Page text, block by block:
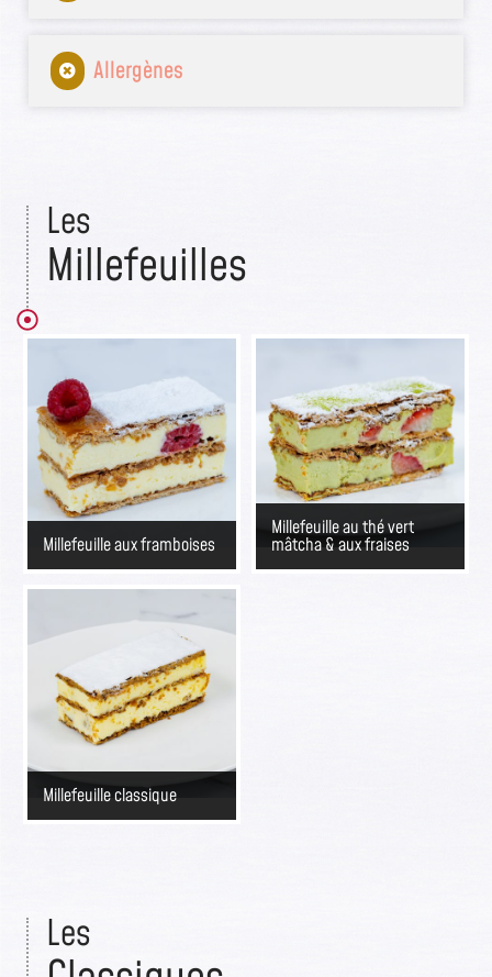
Allergènes
Les
Millefeuilles​
Millefeuille aux framboises
Millefeuille au thé vert
mâtcha & aux fraises
Millefeuille classique
Les